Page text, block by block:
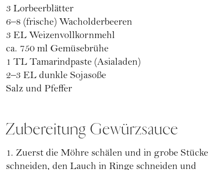
3 Lorbeerblätter
6–8 (frische) Wacholderbeeren
3 EL Weizenvollkornmehl
ca. 750 ml Gemüsebrühe
1 TL Tamarindpaste (Asialaden)
2–3 EL dunkle Sojasoße
Salz und Pfeffer
Zubereitung Gewürzsauce
1. Zuerst die Möhre schälen und in grobe Stücke
schneiden, den Lauch in Ringe schneiden und